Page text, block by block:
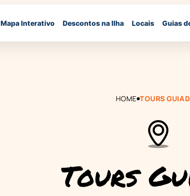
Mapa Interativo Descontos na Ilha Locais Guias
HOME TOURS
Tours